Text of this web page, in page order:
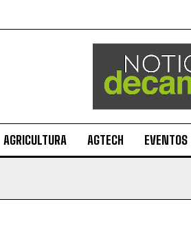
AGRICULTURA AGTECH EVENTOS